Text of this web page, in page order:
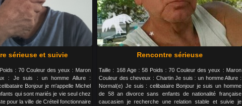
sérieuse et suivie
: 70 Couleur des yeux : Maron
: Je suis : un homme Allure :
Bonjour je m'appelle Michel
qui sont mariés je vie seul chez
pour la ville de Créteil fonctionnaire
Rencontre sérieuse
Taille : 168 Age : 58 Poids : 70 Couleur des yeux : Maron
Couleur des cheveux : Chartin Je suis : un homme Allure :
Normal(e) Je suis : celibataire Bonjour je suis un homme
de 58 an divorce sans enfants de nationalité française
caucasien je recherche une relation stable et suivie je